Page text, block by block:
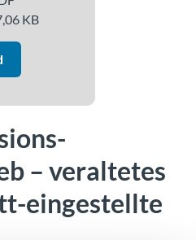
KB
– veraltetes
eingestellte